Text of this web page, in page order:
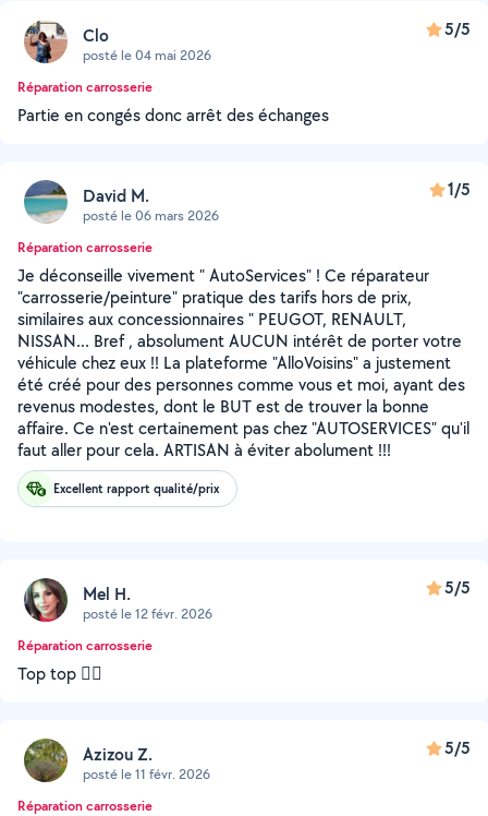
Clo
posté le 04 mai 2026
5/5
Réparation carrosserie
Partie en congés donc arrêt des échanges
David M.
posté le 06 mars 2026
1/5
Réparation carrosserie
Je déconseille vivement " AutoServices" ! Ce réparateur
"carrosserie/peinture" pratique des tarifs hors de prix,
similaires aux concessionnaires " PEUGOT, RENAULT,
NISSAN... Bref , absolument AUCUN intérêt de porter votre
véhicule chez eux !! La plateforme "AlloVoisins" a justement
été créé pour des personnes comme vous et moi, ayant des
revenus modestes, dont le BUT est de trouver la bonne
affaire. Ce n'est certainement pas chez "AUTOSERVICES" qu'il
faut aller pour cela. ARTISAN à éviter abolument !!!
Excellent rapport qualité/prix
Mel H.
posté le 12 févr. 2026
5/5
Réparation carrosserie
Top top 👍🏼
Azizou Z.
posté le 11 févr. 2026
5/5
Réparation carrosserie